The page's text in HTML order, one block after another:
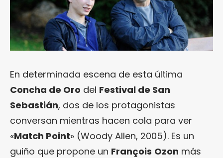
En determinada escena de esta última
Concha de Oro del Festival de San
Sebastián, dos de los protagonistas
conversan mientras hacen cola para ver
«Match Point» (Woody Allen, 2005). Es un
guiño que propone un François Ozon más